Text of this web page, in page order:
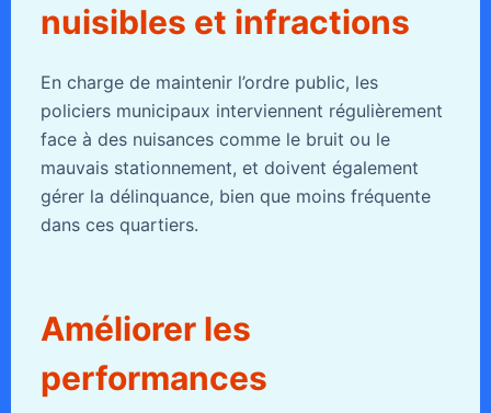
nuisibles et infractions
En charge de maintenir l’ordre public, les
policiers municipaux interviennent régulièrement
face à des nuisances comme le bruit ou le
mauvais stationnement, et doivent également
gérer la délinquance, bien que moins fréquente
dans ces quartiers.
Améliorer les
performances